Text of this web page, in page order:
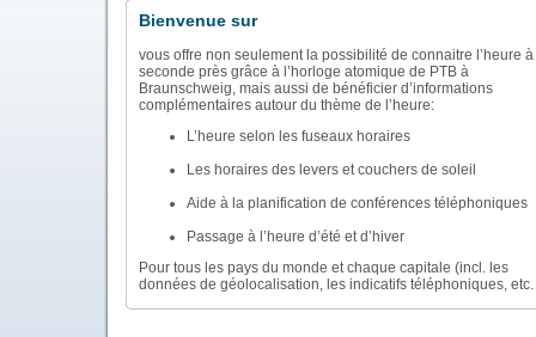
Bienvenue sur
vous offre non seulement la possibilité de connaitre l’heure
seconde près grâce à l’horloge atomique de PTB à
Braunschweig, mais aussi de bénéficier d’informations
complémentaires autour du thème de l’heure:
L’heure selon les fuseaux horaires
Les horaires des levers et couchers de soleil
Aide à la planification de conférences téléphoniques
Passage à l’heure d’été et d’hiver
Pour tous les pays du monde et chaque capitale (incl. les
données de géolocalisation, les indicatifs téléphoniques, etc.